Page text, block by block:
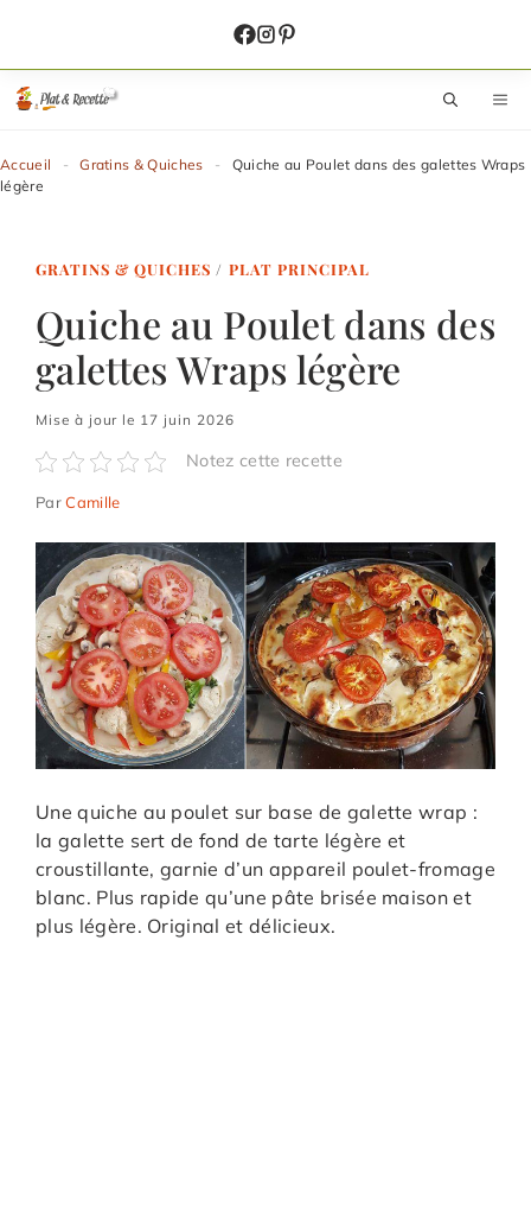
contenu
Accueil - Gratins & Quiches -
Quiche au Poulet dans des galettes Wraps
légère
GRATINS & QUICHES / PLAT PRINCIPAL
Quiche au Poulet dans des
galettes Wraps légère
Mise à jour le 17 juin 2026
Notez cette recette
ParCamille
Une quiche au poulet sur base de galette wrap :
la galette sert de fond de tarte légère et
croustillante, garnie d’un appareil poulet-fromage
blanc. Plus rapide qu’une pâte brisée maison et
plus légère. Original et délicieux.